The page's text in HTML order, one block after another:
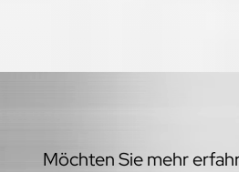
Möchten Sie mehr